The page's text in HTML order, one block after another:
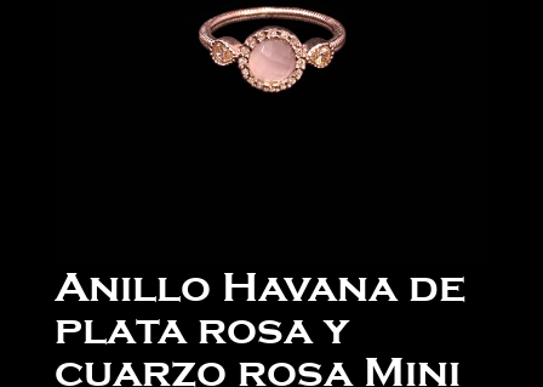
Anillo Havana de
plata rosa y
cuarzo rosa Mini